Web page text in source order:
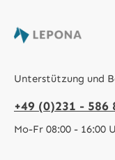
Unterstützung und
+49 (0)231 - 586
Mo-Fr 08:00 - 16:00